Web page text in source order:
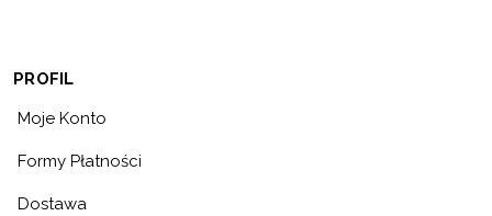
PROFIL
Moje Konto
Formy Płatności
Dostawa